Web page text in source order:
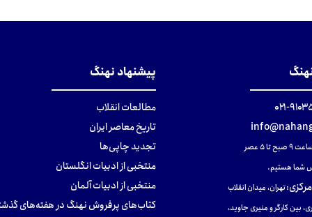
۰۲۱
تا ۵ عصر
شما هستیم.
:تهران، میدان انقلاب
بین کارگر و منیری جاوید،
پیشنهاد نهنگ
مطالعات انقلاب
تاریخ معاصر ایران
تجدید چاپی‌ها
منتخبی از ادبیات انگلستان
منتخبی از ادبیات آلمان
کتاب‌های پرفروش نهنگ در هفته‌های